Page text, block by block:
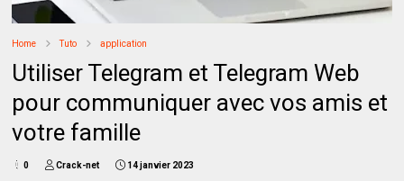
Home Tuto application
Utiliser Telegram et Telegram Web
pour communiquer avec vos amis et
votre famille
0 Crack-net 14 janvier 2023